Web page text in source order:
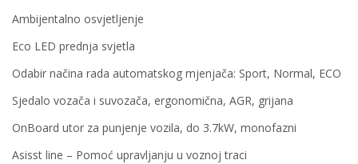
Ambijentalno osvjetljenje
Eco LED prednja svjetla
Odabir načina rada automatskog mjenjača: Sport, Normal, ECO
Sjedalo vozača i suvozača, ergonomična, AGR, grijana
OnBoard utor za punjenje vozila, do 3.7kW, monofazni
Asisst line – Pomoć upravljanju u voznoj traci